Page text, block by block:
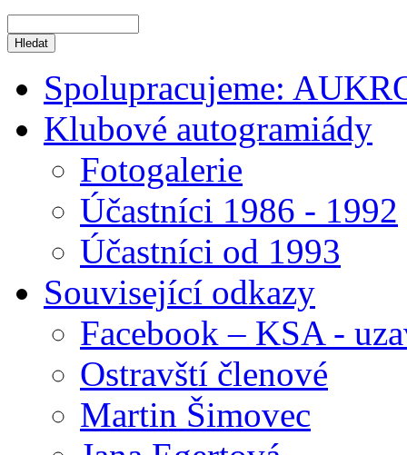
Spolupracujeme:
Klubové autogramiády
Fotogalerie
Účastníci 1986 - 1992
Účastníci od 1993
Související odkazy
Facebook – KSA -
Ostravští členové
Martin Šimovec